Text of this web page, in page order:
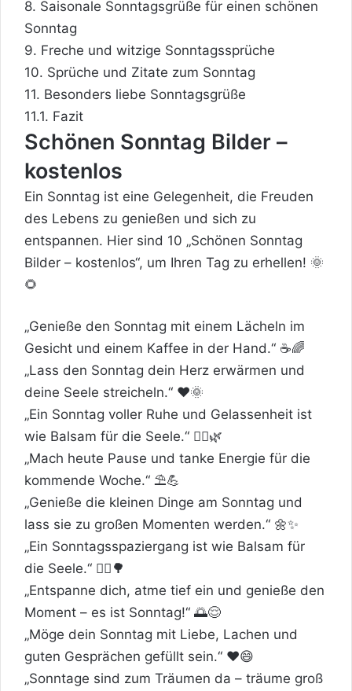
8. Saisonale Sonntagsgrüße für einen schönen
Sonntag
9. Freche und witzige Sonntagssprüche
10. Sprüche und Zitate zum Sonntag
11. Besonders liebe Sonntagsgrüße
11.1. Fazit
Schönen Sonntag Bilder –
kostenlos
Ein Sonntag ist eine Gelegenheit, die Freuden
des Lebens zu genießen und sich zu
entspannen. Hier sind 10 „Schönen Sonntag
Bilder – kostenlos“, um Ihren Tag zu erhellen! 🌞
🌻
„Genieße den Sonntag mit einem Lächeln im
Gesicht und einem Kaffee in der Hand.“ ☕🌈
„Lass den Sonntag dein Herz erwärmen und
deine Seele streicheln.“ ❤️🌞
„Ein Sonntag voller Ruhe und Gelassenheit ist
wie Balsam für die Seele.“ 🧘‍♂️🌿
„Mach heute Pause und tanke Energie für die
kommende Woche.“ ⛱️💪
„Genieße die kleinen Dinge am Sonntag und
lass sie zu großen Momenten werden.“ 🌼✨
„Ein Sonntagsspaziergang ist wie Balsam für
die Seele.“ 🚶‍♀️🌳
„Entspanne dich, atme tief ein und genieße den
Moment – es ist Sonntag!“ 🌅😌
„Möge dein Sonntag mit Liebe, Lachen und
guten Gesprächen gefüllt sein.“ ❤️😄
„Sonntage sind zum Träumen da – träume groß